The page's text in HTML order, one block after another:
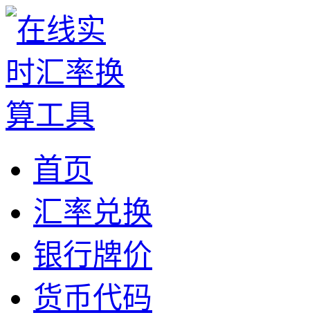
首页
汇率兑换
银行牌价
货币代码